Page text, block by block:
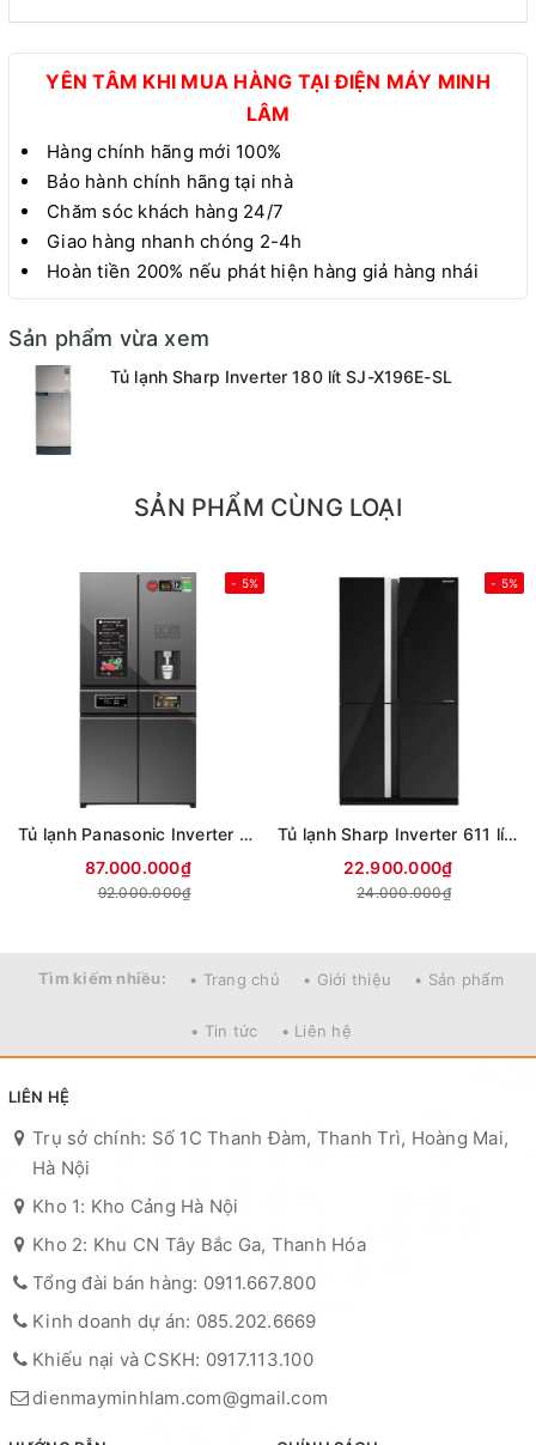
YÊN TÂM KHI MUA HÀNG TẠI ĐIỆN MÁY MINH
LÂM
Hàng chính hãng mới 100%
Bảo hành chính hãng tại nhà
Chăm sóc khách hàng 24/7
Giao hàng nhanh chóng 2-4h
Hoàn tiền 200% nếu phát hiện hàng giả hàng nhái
Sản phẩm vừa xem
Tủ lạnh Sharp Inverter 180 lít SJ-X196E-SL
SẢN PHẨM CÙNG LOẠI
- 5%
Tủ lạnh Panasonic Inverter 650 lít PRIME+ Edition Multi Door NR-WY720ZMMV
87.000.000₫
92.000.000₫
- 5%
Tủ lạnh Sharp Inverter 611 lít Multi Door SJ-FXPI700VG-BK
22.900.000₫
24.000.000₫
Tìm kiếm nhiều: • Trang chủ • Giới thiệu • Sản phẩm
• Tin tức • Liên hệ
LIÊN HỆ
Trụ sở chính: Số 1C Thanh Đàm, Thanh Trì, Hoàng Mai,
Hà Nội
Kho 1: Kho Cảng Hà Nội
Kho 2: Khu CN Tây Bắc Ga, Thanh Hóa
Tổng đài bán hàng: 0911.667.800
Kinh doanh dự án: 085.202.6669
Khiếu nại và CSKH: 0917.113.100
dienmayminhlam.com@gmail.com